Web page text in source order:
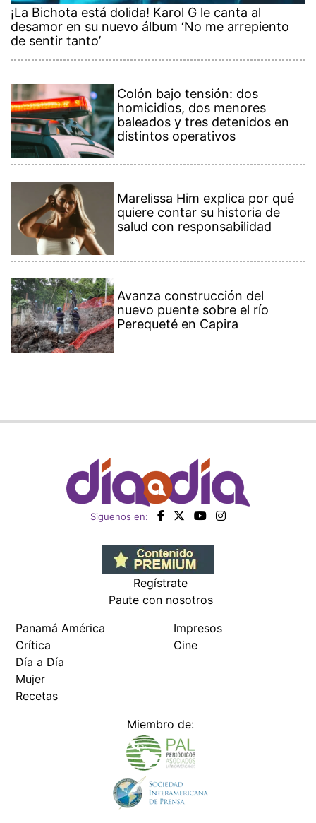
¡La Bichota está dolida! Karol G le canta al
desamor en su nuevo álbum ‘No me arrepiento
de sentir tanto’
Colón bajo tensión: dos
homicidios, dos menores
baleados y tres detenidos en
distintos operativos
Marelissa Him explica por qué
quiere contar su historia de
salud con responsabilidad
Avanza construcción del
nuevo puente sobre el río
Perequeté en Capira
Siguenos en:
Regístrate
Paute con nosotros
Panamá América
Crítica
Día a Día
Mujer
Recetas
Impresos
Cine
Miembro de: